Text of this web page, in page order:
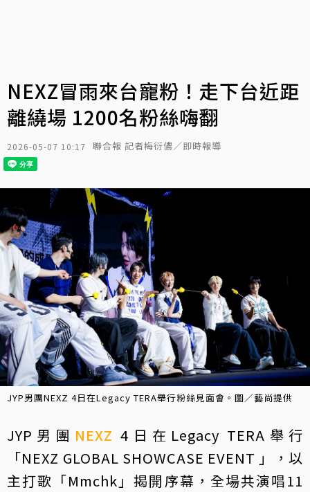
NEXZ冒雨來台寵粉！走下台近距
離繞場 1200名粉絲嗨翻
2026-05-07 10:17 聯合報 記者梅衍儂／即時報導
JYP男團NEXZ 4日在Legacy TERA舉行粉絲見面會。圖／藝尚提供
JYP男團 NEXZ 4日在Legacy TERA舉行
「NEXZ GLOBAL SHOWCASE EVENT 」，以
主打歌「Mmchk」揭開序幕，全場共演唱11